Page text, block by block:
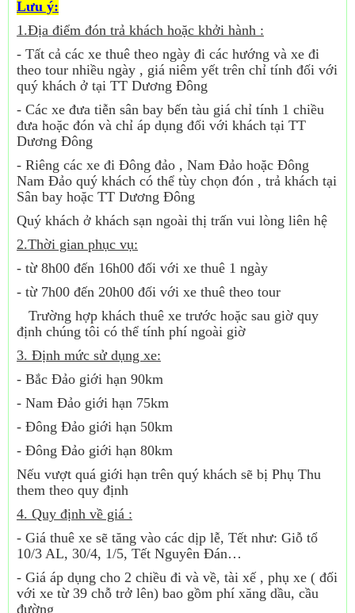
Lưu ý:
1.Địa điểm đón trả khách hoặc khởi hành :
- Tất cả các xe thuê theo ngày đi các hướng và xe đi
theo tour nhiều ngày , giá niêm yết trên chỉ tính đối với
quý khách ở tại TT Dương Đông
- Các xe đưa tiễn sân bay bến tàu giá chỉ tính 1 chiều
đưa hoặc đón và chỉ áp dụng đối với khách tại TT
Dương Đông
- Riêng các xe đi Đông đảo , Nam Đảo hoặc Đông
Nam Đảo quý khách có thể tùy chọn đón , trả khách tại
Sân bay hoặc TT Dương Đông
Quý khách ở khách sạn ngoài thị trấn vui lòng liên hệ
2.Thời gian phục vụ:
- từ 8h00 đến 16h00 đối với xe thuê 1 ngày
- từ 7h00 đến 20h00 đối với xe thuê theo tour
Trường hợp khách thuê xe trước hoặc sau giờ quy
định chúng tôi có thể tính phí ngoài giờ
3. Định mức sử dụng xe:
- Bắc Đảo giới hạn 90km
- Nam Đảo giới hạn 75km
- Đông Đảo giới hạn 50km
- Đông Đảo giới hạn 80km
Nếu vượt quá giới hạn trên quý khách sẽ bị Phụ Thu
them theo quy định
4. Quy định về giá :
- Giá thuê xe sẽ tăng vào các dịp lễ, Tết như: Giỗ tổ
10/3 AL, 30/4, 1/5, Tết Nguyên Đán…
- Giá áp dụng cho 2 chiều đi và về, tài xế , phụ xe ( đối
với xe từ 39 chỗ trở lên) bao gồm phí xăng dầu, cầu
đường